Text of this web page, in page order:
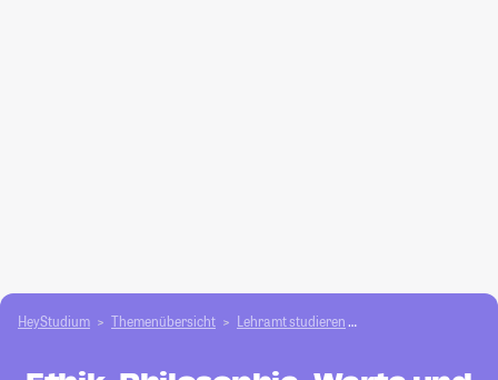
HeyStudium Themenübersicht Lehramt studieren